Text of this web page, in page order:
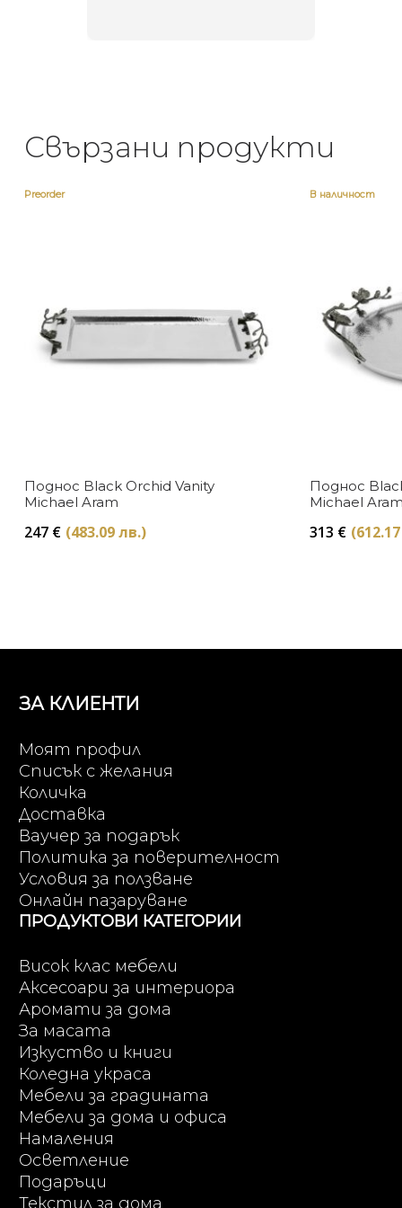
Свързани продукти
Preorder
Поднос Black Orchid Vanity
Michael Aram
247 € (483.09 лв.)
В наличност
Поднос
Michael
313 €
ЗА КЛИЕНТИ
Моят профил
Списък с желания
Количка
Доставка
Ваучер за подарък
Политика за поверителност
Условия за ползване
Онлайн пазаруване
ПРОДУКТОВИ КАТЕГОРИИ
Висок клас мебели
Аксесоари за интериора
Аромати за дома
За масата
Изкуство и книги
Коледна украса
Мебели за градината
Мебели за дома и офиса
Намаления
Осветление
Подаръци
Текстил за дома